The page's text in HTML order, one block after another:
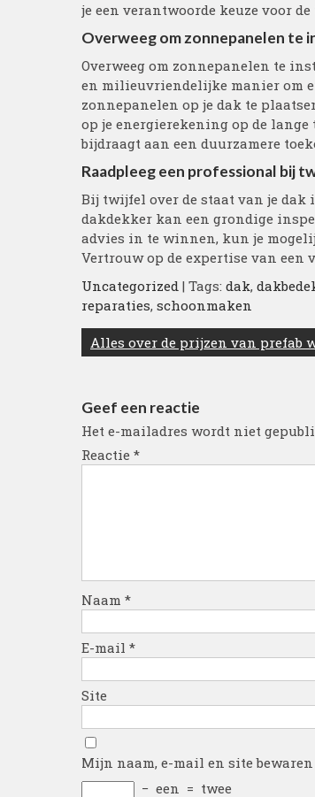
je een verantwoorde keuze voor
Overweeg om zonnepanelen te
Overweeg om zonnepanelen te
en milieuvriendelijke manier om
zonnepanelen op je dak te
op je energierekening op de
bijdraagt aan een duurzamere
Raadpleeg een professional bij
Bij twijfel over de staat van je dak
dakdekker kan een grondige
advies in te winnen, kun je
Vertrouw op de expertise van
Uncategorized | Tags: dak,
reparaties, schoonmaken
Berichtnavigatie
Alles over de prijzen van prefab
Geef een reactie
Het e-mailadres wordt niet
Reactie *
Naam *
E-mail *
Site
Mijn naam, e-mail en site
− een = twee